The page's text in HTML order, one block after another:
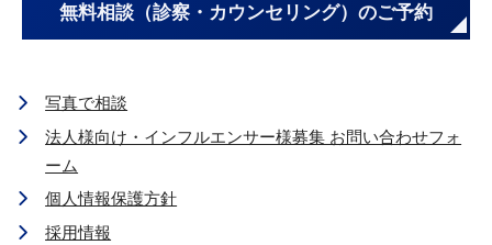
無料相談（診察・カウンセリング）のご予約
写真で相談
法人様向け・インフルエンサー様募集 お問い合わせフォ
ーム
個人情報保護方針
採用情報